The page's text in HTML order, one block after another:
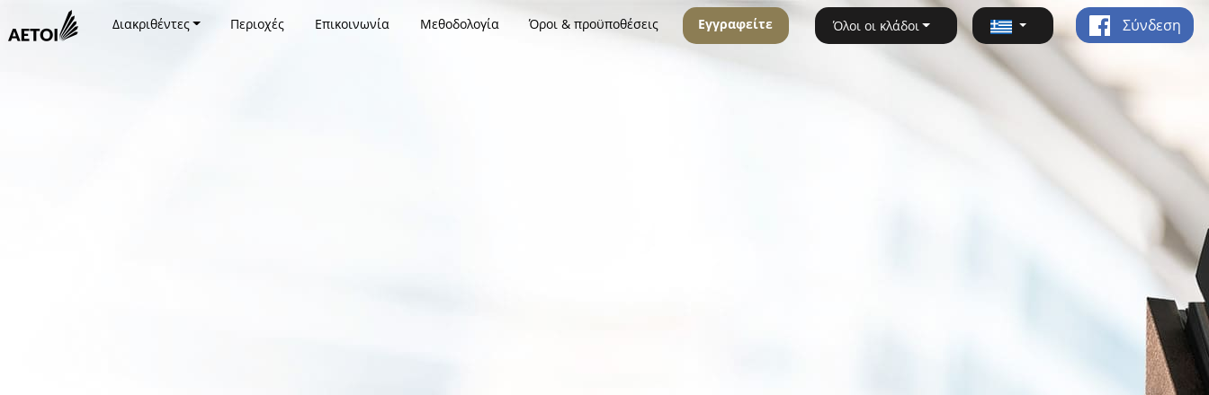
Διακριθέντες Περιοχές Επικοινωνία Μεθοδολογία Όροι & προϋποθέσεις Εγγραφείτε Όλοι οι κλάδοι Σύνδεση